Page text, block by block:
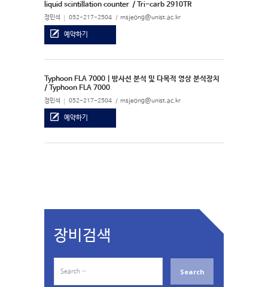
liquid scintillation counter / Tri-carb 2910TR
정민석 052-217-2504 msjeong@unist.ac.kr
예약하기
Typhoon FLA 7000 | 방사선 분석 및 다목적 영상 분석장치
/ Typhoon FLA 7000
정민석 052-217-2504 msjeong@unist.ac.kr
예약하기
장비검색